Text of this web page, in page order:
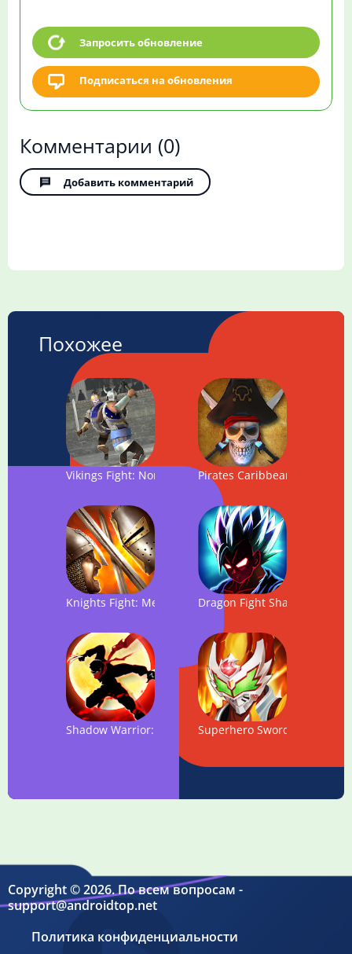
Запросить обновление
Подписаться на обновления
Комментарии (0)
Добавить комментарий
Похожее
Vikings Fight: North ArenaPirates Caribbean: Dead
Knights Fight: Medieval ArenaDragon Fight Shadow:
Shadow Warrior: Hero Kingdom FightSuperhero Sword - Legend
Copyright © 2026. По всем вопросам -
support@androidtop.net
Политика конфиденциальности